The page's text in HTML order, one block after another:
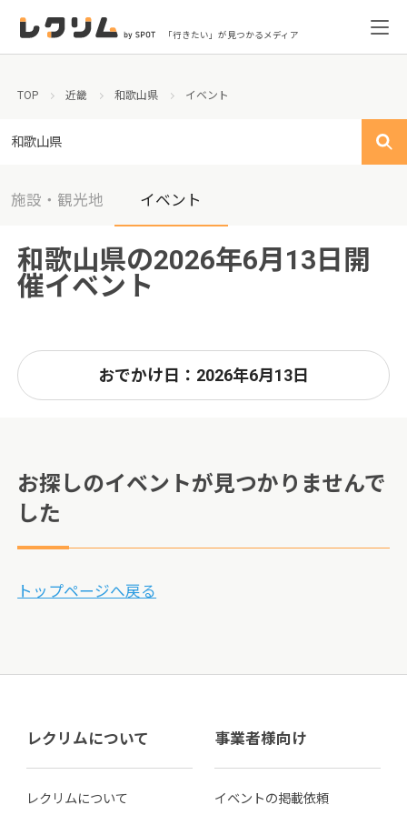
「行きたい」が見つかるメディア
TOP 近畿 和歌山県 イベント
和歌山県
施設・観光地 イベント
和歌山県の2026年6月13日開
催イベント
おでかけ日：2026年6月13日
お探しのイベントが見つかりませんで
した
トップページへ戻る
レクリムについて
レクリムについて
事業者様向け
イベントの掲載依頼